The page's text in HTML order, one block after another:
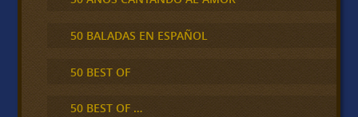
50 BALADAS EN ESPAÑOL
50 BEST OF
50 BEST OF …